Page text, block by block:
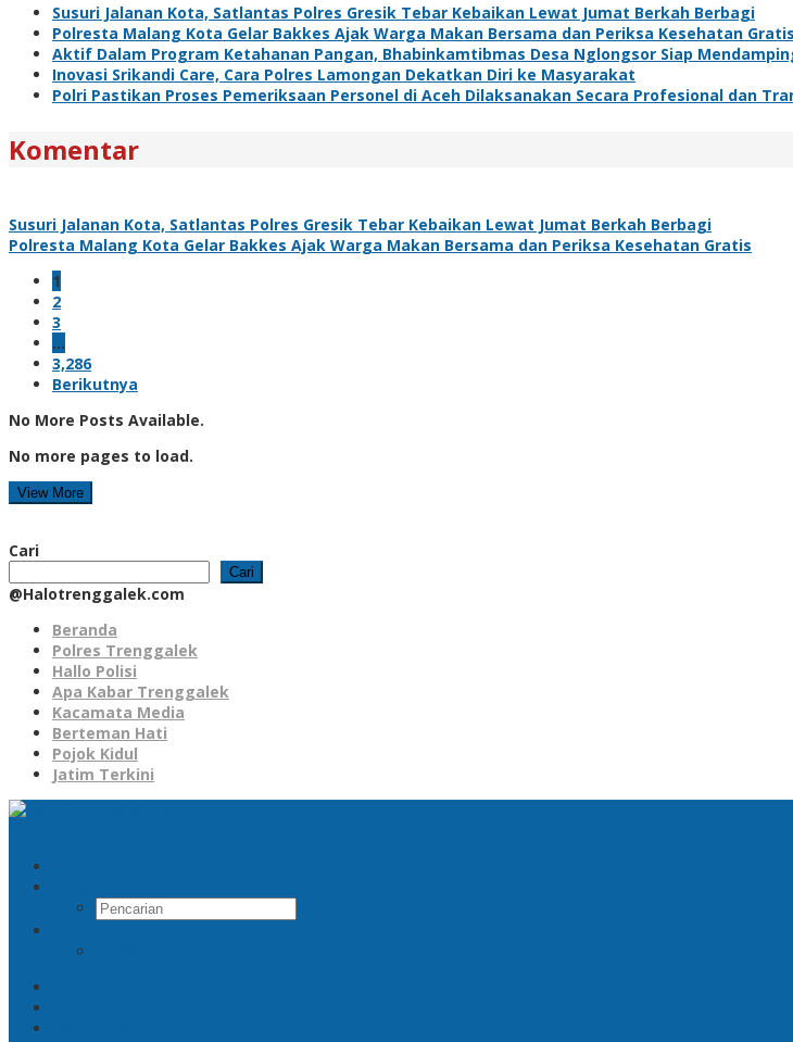
Susuri Jalanan Kota, Satlantas Polres Gresik Tebar Kebaikan Lewat Jumat Berkah Berbagi
Polresta Malang Kota Gelar Bakkes Ajak Warga Makan Bersama dan Periksa Kesehatan Gratis
Aktif Dalam Program Ketahanan Pangan, Bhabinkamtibmas Desa Nglongsor Siap
Inovasi Srikandi Care, Cara Polres Lamongan Dekatkan Diri ke Masyarakat
Polri Pastikan Proses Pemeriksaan Personel di Aceh Dilaksanakan Secara Profesional dan
Komentar
Susuri Jalanan Kota, Satlantas Polres Gresik Tebar Kebaikan Lewat Jumat Berkah Berbagi
Polresta Malang Kota Gelar Bakkes Ajak Warga Makan Bersama dan Periksa Kesehatan Gratis
1
2
3
…
3,286
Berikutnya
No More Posts Available.
No more pages to load.
View More
Cari
Cari
@Halotrenggalek.com
Beranda
Polres Trenggalek
Hallo Polisi
Apa Kabar Trenggalek
Kacamata Media
Berteman Hati
Pojok Kidul
Jatim Terkini